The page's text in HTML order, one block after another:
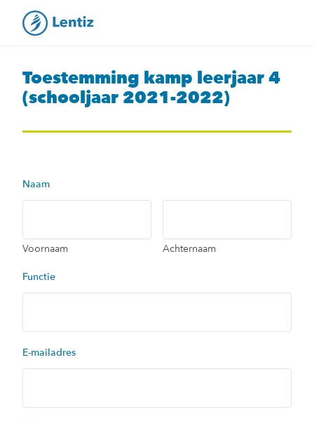
Toestemming kamp leerjaar 4
(schooljaar 2021-2022)
Naam
Voornaam Achternaam
Functie
E-mailadres